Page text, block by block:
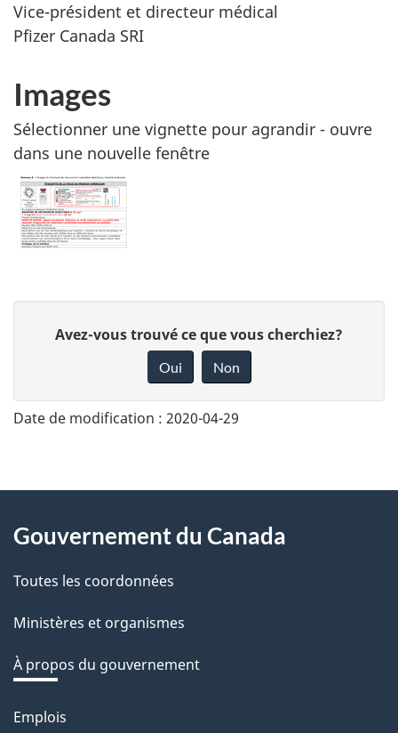
Vice-président et directeur médical
Pfizer Canada SRI
Images
Sélectionner une vignette pour agrandir - ouvre
dans une nouvelle fenêtre
n
v
o
t
r
r
é
t
r
Avez-vous trouvé ce que vous cherchiez?
Oui Non
Date de modification : 2020-04-29
About
this
site
Gouvernement du Canada
Toutes les coordonnées
Ministères et organismes
À propos du gouvernement
Thèmes
Emplois